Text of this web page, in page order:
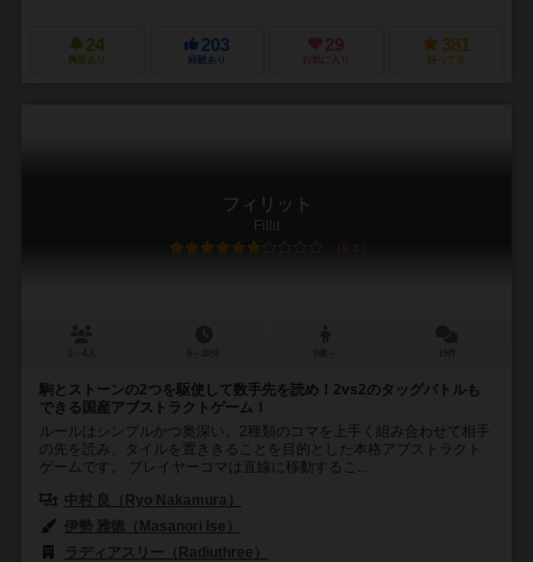
24
興味あり
203
経験あり
29
お気に入り
381
持ってる
フィリット
Fillit
6.3
駒とストーンの2つを駆使して数手先を読め！2vs2のタッグバトルも
できる国産アブストラクトゲーム！
ルールはシンプルかつ奥深い。2種類のコマを上手く組み合わせて相手
の先を読み、タイルを置ききることを目的とした本格アブストラクト
ゲームです。 プレイヤーコマは直線に移動するこ...
中村 良（Ryo Nakamura）
伊勢 雅徳（Masanori Ise）
ラディアスリー（Radiuthree）